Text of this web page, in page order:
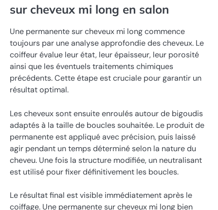
sur cheveux mi long en salon
Une permanente sur cheveux mi long commence
toujours par une analyse approfondie des cheveux. Le
coiffeur évalue leur état, leur épaisseur, leur porosité
ainsi que les éventuels traitements chimiques
précédents. Cette étape est cruciale pour garantir un
résultat optimal.
Les cheveux sont ensuite enroulés autour de bigoudis
adaptés à la taille de boucles souhaitée. Le produit de
permanente est appliqué avec précision, puis laissé
agir pendant un temps déterminé selon la nature du
cheveu. Une fois la structure modifiée, un neutralisant
est utilisé pour fixer définitivement les boucles.
Le résultat final est visible immédiatement après le
coiffage. Une permanente sur cheveux mi long bien